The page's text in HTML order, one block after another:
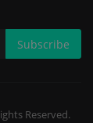
Subscribe
Reserved.